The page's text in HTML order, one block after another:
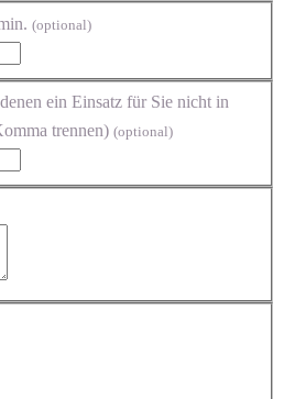
(optional)
ein Einsatz für Sie nicht in
trennen) (optional)